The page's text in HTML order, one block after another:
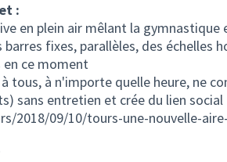
:
en plein air mêlant la gymnastique
fixes, parallèles, des échelles
en ce moment
tous, à n'importe quelle heure, ne
sans entretien et crée du lien social
2018/09/10/tours-une-nouvelle-